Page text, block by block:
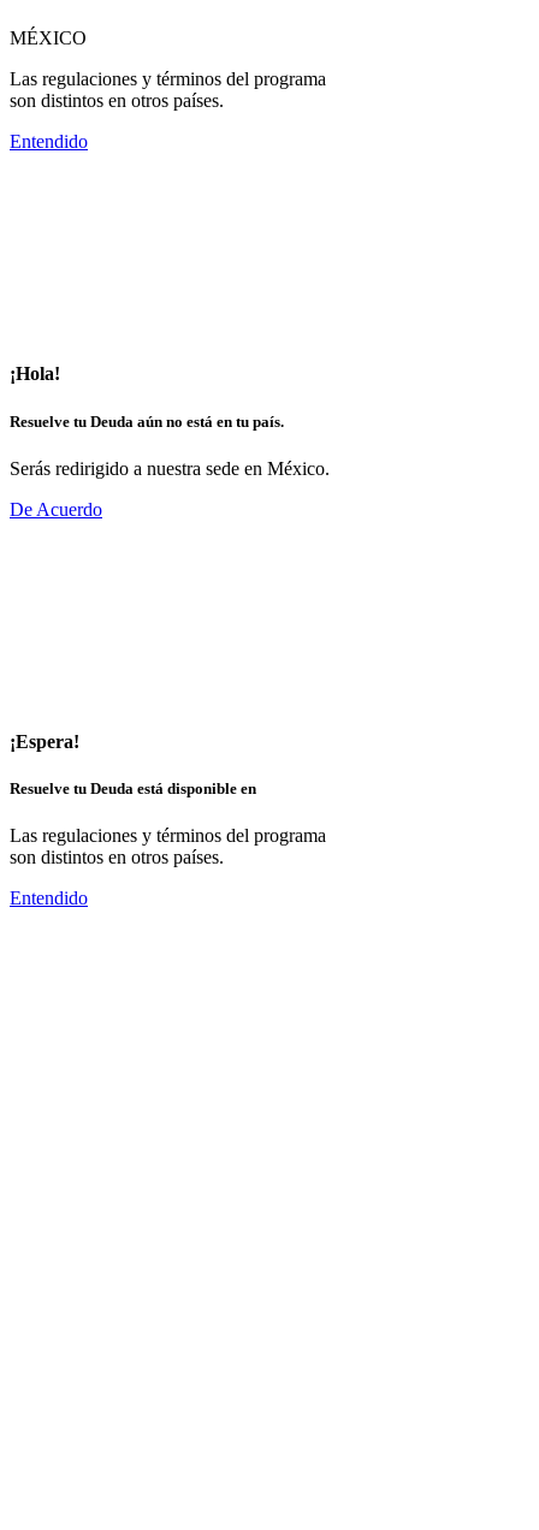
MÉXICO
Las regulaciones y términos del programa
son distintos en otros países.
Entendido
¡Hola!
Resuelve tu Deuda aún no está en tu país.
Serás redirigido a nuestra sede en México.
De Acuerdo
¡Espera!
Resuelve tu Deuda está disponible en
Las regulaciones y términos del programa
son distintos en otros países.
Entendido